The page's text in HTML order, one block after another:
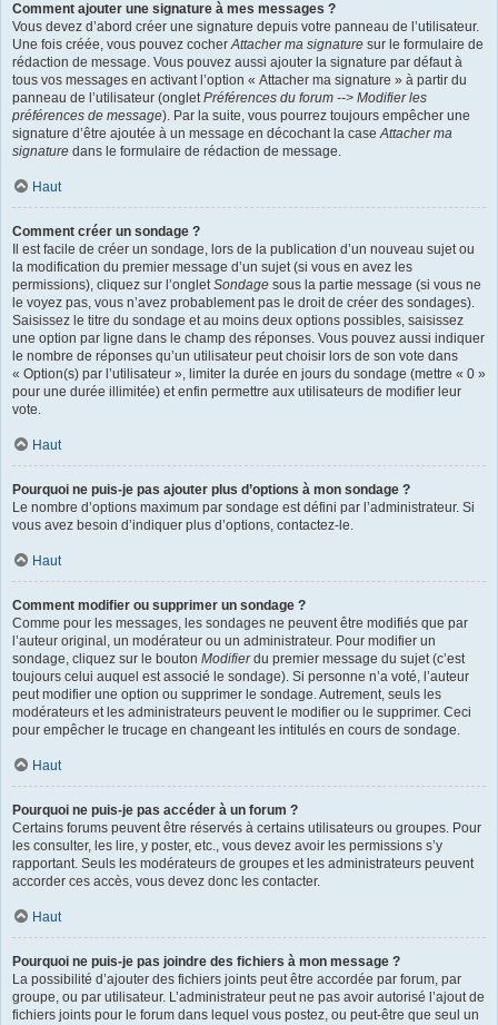
Comment ajouter une signature à mes messages ?
Vous devez d’abord créer une signature depuis votre panneau de l’utilisateur.
Une fois créée, vous pouvez cocherAttacher ma signature sur le formulaire de
rédaction de message. Vous pouvez aussi ajouter la signature par défaut à
tous vos messages en activant l’option « Attacher ma signature » à partir du
panneau de l’utilisateur (ongletPréférences du forum --> Modifier les
préférences de message). Par la suite, vous pourrez toujours empêcher une
signature d’être ajoutée à un message en décochant la caseAttacher ma
signature dans le formulaire de rédaction de message.
Haut
Comment créer un sondage ?
Il est facile de créer un sondage, lors de la publication d’un nouveau sujet ou
la modification du premier message d’un sujet (si vous en avez les
permissions), cliquez sur l’ongletSondage sous la partie message (si vous ne
le voyez pas, vous n’avez probablement pas le droit de créer des sondages).
Saisissez le titre du sondage et au moins deux options possibles, saisissez
une option par ligne dans le champ des réponses. Vous pouvez aussi indiquer
le nombre de réponses qu’un utilisateur peut choisir lors de son vote dans
« Option(s) par l’utilisateur », limiter la durée en jours du sondage (mettre « 0 »
pour une durée illimitée) et enfin permettre aux utilisateurs de modifier leur
vote.
Haut
Pourquoi ne puis-je pas ajouter plus d’options à mon sondage ?
Le nombre d’options maximum par sondage est défini par l’administrateur. Si
vous avez besoin d’indiquer plus d’options, contactez-le.
Haut
Comment modifier ou supprimer un sondage ?
Comme pour les messages, les sondages ne peuvent être modifiés que par
l’auteur original, un modérateur ou un administrateur. Pour modifier un
sondage, cliquez sur le bouton Modifierdu premier message du sujet (c’est
toujours celui auquel est associé le sondage). Si personne n’a voté, l’auteur
peut modifier une option ou supprimer le sondage. Autrement, seuls les
modérateurs et les administrateurs peuvent le modifier ou le supprimer. Ceci
pour empêcher le trucage en changeant les intitulés en cours de sondage.
Haut
Pourquoi ne puis-je pas accéder à un forum ?
Certains forums peuvent être réservés à certains utilisateurs ou groupes. Pour
les consulter, les lire, y poster, etc., vous devez avoir les permissions s’y
rapportant. Seuls les modérateurs de groupes et les administrateurs peuvent
accorder ces accès, vous devez donc les contacter.
Haut
Pourquoi ne puis-je pas joindre des fichiers à mon message ?
La possibilité d’ajouter des fichiers joints peut être accordée par forum, par
groupe, ou par utilisateur. L’administrateur peut ne pas avoir autorisé l’ajout de
fichiers joints pour le forum dans lequel vous postez, ou peut-être que seul un